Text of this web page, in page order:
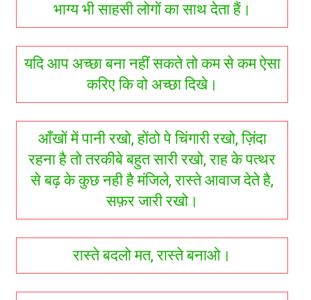
भाग्य भी साहसी लोगों का साथ देता हैं।
यदि आप अच्छा बना नहीं सकते तो कम से कम ऐसा
करिए कि वो अच्छा दिखे।
आँखों में पानी रखो, होंठो पे चिंगारी रखो, ज़िंदा
रहना है तो तरकीबे बहुत सारी रखो, राह के पत्थर
से बढ़ के कुछ नही है मंजिले, रास्ते आवाज देते है,
सफ़र जारी रखो।
रास्ते बदलो मत, रास्ते बनाओ।